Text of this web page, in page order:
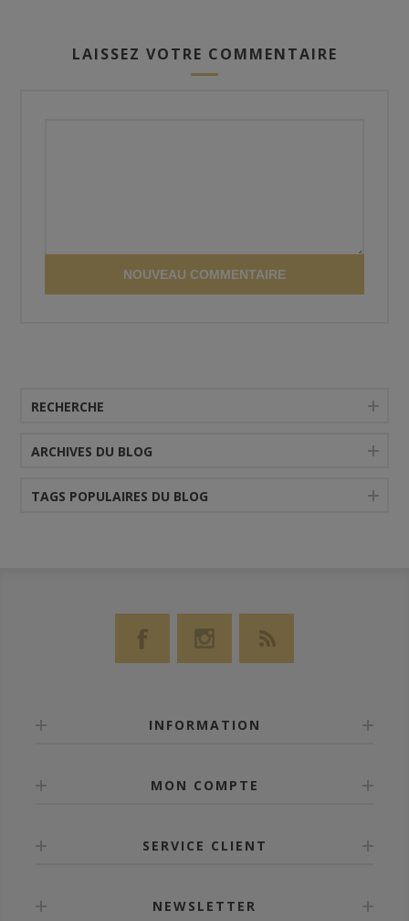
LAISSEZ VOTRE COMMENTAIRE
NOUVEAU COMMENTAIRE
RECHERCHE
ARCHIVES DU BLOG
TAGS POPULAIRES DU BLOG
INFORMATION
MON COMPTE
SERVICE CLIENT
NEWSLETTER